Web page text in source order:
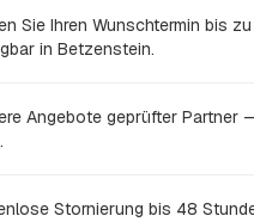
Sie Ihren Wunschtermin bis
in Betzenstein.
Angebote geprüfter Partner
Stornierung bis 48